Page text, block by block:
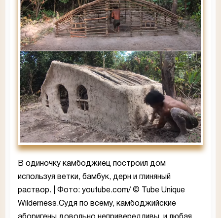
В одиночку камбоджиец построил дом
используя ветки, бамбук, дерн и глиняный
раствор. | Фото: youtube.com/ © Tube Unique
Wilderness.Судя по всему, камбоджийские